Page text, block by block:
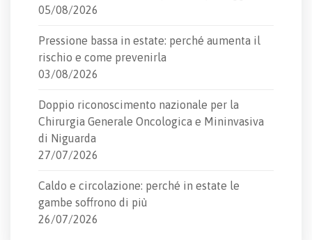
05/08/2026
Pressione bassa in estate: perché aumenta il
rischio e come prevenirla
03/08/2026
Doppio riconoscimento nazionale per la
Chirurgia Generale Oncologica e Mininvasiva
di Niguarda
27/07/2026
Caldo e circolazione: perché in estate le
gambe soffrono di più
26/07/2026